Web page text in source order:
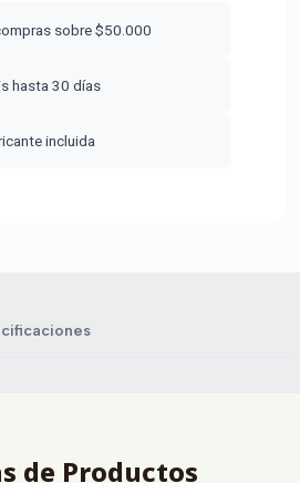
sobre $50.000
hasta 30 días
incluida
de Productos